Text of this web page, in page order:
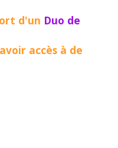
d'un Duo de
accès à de